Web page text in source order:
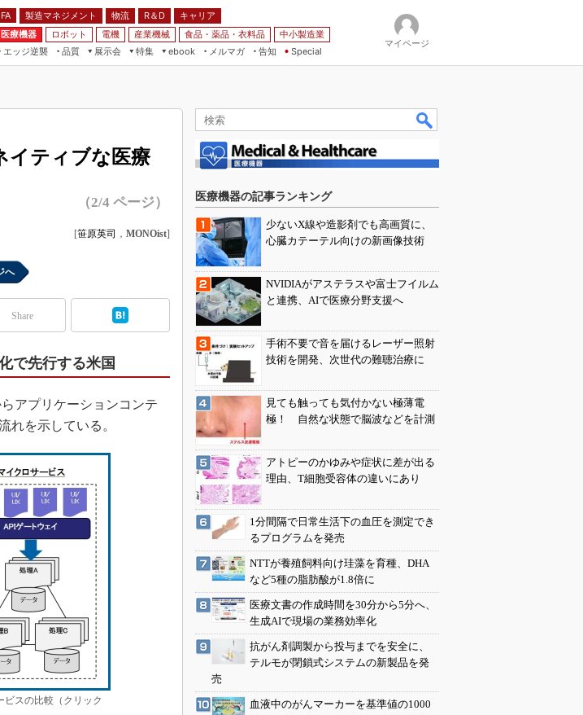
FA 製造マネジメント 物流 R＆D
キャリア
医療機器 ロボット 電機 産業機械 食品・薬品・衣料品
中小製造業
エッジ逆襲 品質
展示会
ルド
展
特集
ドサービス
Embedded
タ
ツインとCAE
ション
ッグデータ
ンジャパン
ジメント
ル設計・開発
ュリティ
ロナへの対応
ebook
モビリティ
メルマガ
告知 Special
マイページ
イティブな医療
（2/4 ページ）
[笹原英司 ， MONOist]
へ
Share
で先行する米国
らアプリケーションコンテ
れを示している。
スの比較（クリック
医療機器の記事ランキング
少ないX線や造影剤でも高画質に、
心臓カテーテル向けの新画像技術
NVIDIAがアステラスや富士フイルム
と連携、AIで医療分野支援へ
手術不要で音を届けるレーザー照射
技術を開発、次世代の難聴治療に
見ても触っても気付かない極薄電
極！ 自然な状態で脳波などを計測
アトピーのかゆみや症状に差が出る
理由、T細胞受容体の違いにあり
1分間隔で日常生活下の血圧を測定でき
るプログラムを発売
NTTが養殖飼料向け珪藻を育種、DHA
など5種の脂肪酸が1.8倍に
医療文書の作成時間を30分から5分へ、
生成AIで現場の業務効率化
抗がん剤調製から投与までを安全に、
テルモが閉鎖式システムの新製品を発
売
血液中のがんマーカーを基準値の1000